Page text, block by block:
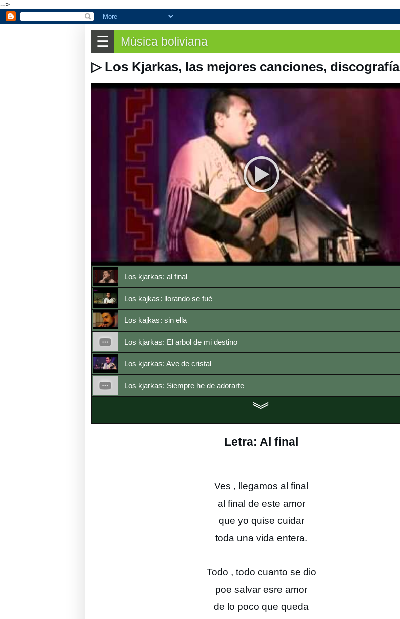
-->
☰ Música boliviana
▷ Los Kjarkas, las mejores canciones, discografía
Los kjarkas: al final
Los kajkas: llorando se fué
Los kajkas: sin ella
Los kjarkas: El arbol de mi destino
Los kjarkas: Ave de cristal
Los kjarkas: Siempre he de adorarte
︾
Letra: Al final
Ves , llegamos al final
al final de este amor
que yo quise cuidar
toda una vida entera.
Todo , todo cuanto se dio
poe salvar esre amor
de lo poco que queda